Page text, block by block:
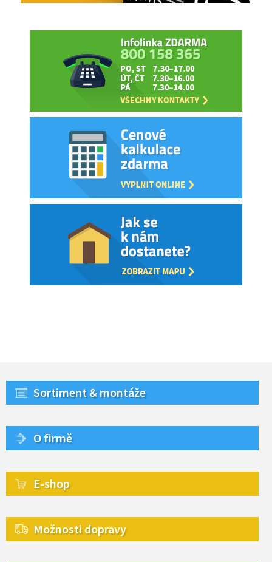
Sortiment & montáže
O firmě
E-shop
Možnosti dopravy